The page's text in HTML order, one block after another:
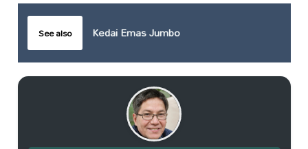
See also Kedai Emas Jumbo